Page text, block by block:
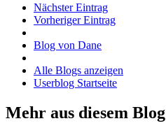
Nächster Eintrag
Vorheriger Eintrag
Blog von Dane
Alle Blogs anzeigen
Userblog Startseite
Mehr aus diesem Blog